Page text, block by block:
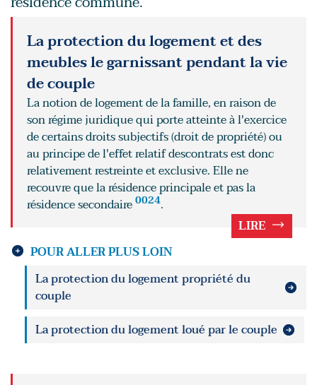
La protection du logement et des
meubles le garnissant pendant la vie
de couple
La notion de logement de la famille, en raison de
son régime juridique qui porte atteinte à l'exercice
de certains droits subjectifs (droit de propriété) ou
au principe de l'effet relatif descontrats est donc
relativement restreinte et exclusive. Elle ne
recouvre que la résidence principale et pas la
résidence secondaire0024.
LIRE
POUR ALLER PLUS LOIN
La protection du logement propriété du
couple
La protection du logement loué par le couple